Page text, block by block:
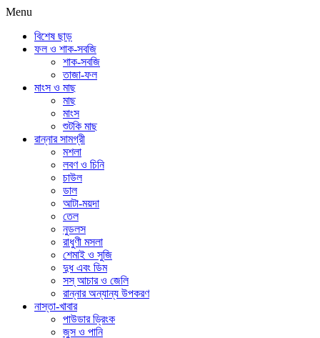
Menu
বিশেষ ছাড়
ফল ও শাক-সবজি
শাক-সবজি
তাজা-ফল
মাংস ও মাছ
মাছ
মাংস
শুটকি মাছ
রান্নার সামগ্রী
মশলা
লবণ ও চিনি
চাউল
ডাল
আটা-ময়দা
তেল
নুডলস
রাধুণী মসলা
শেমাই ও সুজি
দুধ এবং ডিম
সস্ আচার ও জেলি
রান্নার অন্যান্য উপকরণ
নাস্তা-খাবার
পাউডার ড্রিংক
জুস ও পানি